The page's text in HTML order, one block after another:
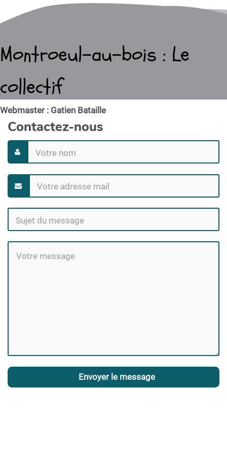
Montroeul-au-bois : Le
collectif
Webmaster : Gatien Bataille
Contactez-nous
Envoyer le message